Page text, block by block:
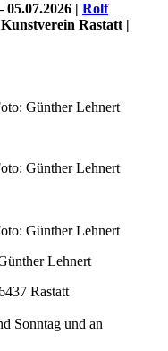
05.07.2026 | Rolf
Rastatt |
Günther Lehnert
Günther Lehnert
Günther Lehnert
Lehnert
Rastatt
Sonntag und an